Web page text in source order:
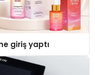
giriş yaptı